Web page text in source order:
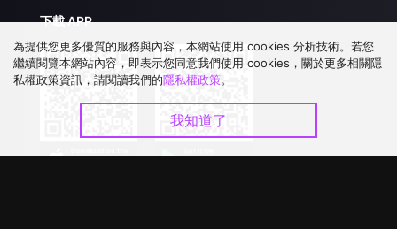
下載 APP
為提供您更多優質的服務與內容，本網站使用 cookies 分析技術。若您
繼續閱覽本網站內容，即表示您同意我們使用 cookies，關於更多相關隱
私權政策資訊，請閱讀我們的隱私權政策。
我知道了